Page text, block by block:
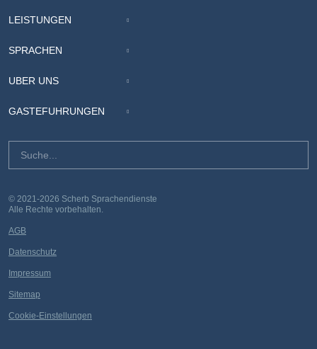
LEISTUNGEN
SPRACHEN
ÜBER UNS
GÄSTEFÜHRUNGEN
© 2021-2026 Scherb Sprachendienste
Alle Rechte vorbehalten.
AGB
Datenschutz
Impressum
Sitemap
Cookie-Einstellungen